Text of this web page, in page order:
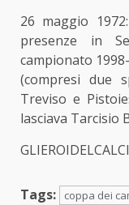
26 maggio
presenze in
campionato
(compresi due
Treviso e
lasciava Tarcisio
Tags: coppa dei